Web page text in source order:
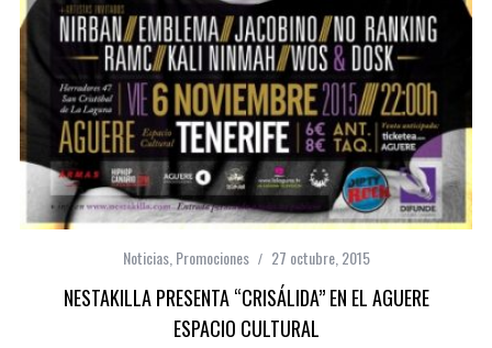
Noticias, Promociones 27 octubre, 2015
NESTAKILLA PRESENTA “CRISÁLIDA” EN EL AGUERE
ESPACIO CULTURAL